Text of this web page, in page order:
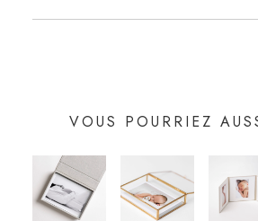
VOUS POURRIEZ